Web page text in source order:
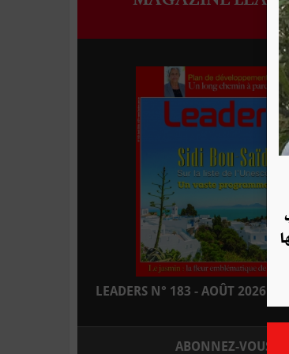
LEADERS N° 183 - AOÛT 2026 :
ABONNEZ-VOUS